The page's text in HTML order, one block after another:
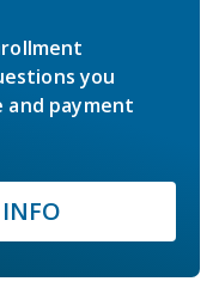
you
and payment